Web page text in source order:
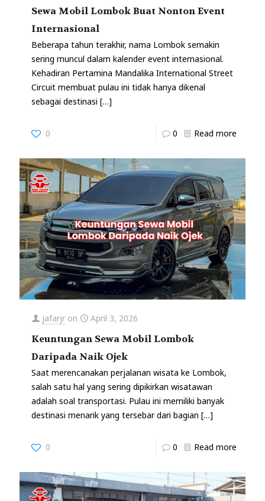
Sewa Mobil Lombok Buat Nonton Event
Internasional
Beberapa tahun terakhir, nama Lombok semakin
sering muncul dalam kalender event internasional.
Kehadiran Pertamina Mandalika International Street
Circuit membuat pulau ini tidak hanya dikenal
sebagai destinasi […]
0 0 Read more
jafarjr on April 3, 2026
Keuntungan Sewa Mobil Lombok
Daripada Naik Ojek
Saat merencanakan perjalanan wisata ke Lombok,
salah satu hal yang sering dipikirkan wisatawan
adalah soal transportasi. Pulau ini memiliki banyak
destinasi menarik yang tersebar dari bagian […]
0 0 Read more